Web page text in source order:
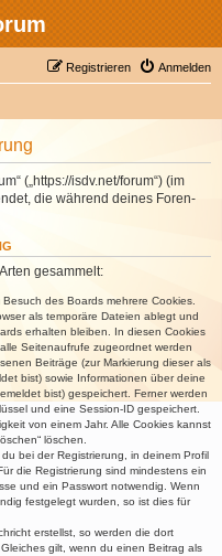
Anmelden
Registrieren
(„https://isdv.net/forum“) (im
die während deines Foren-
gesammelt:
des Boards mehrere Cookies.
als temporäre Dateien ablegt und
erhalten bleiben. In diesen Cookies
Seitenaufrufe zugeordnet werden
Beiträge (zur Markierung dieser als
bist) sowie Informationen über deine
bist) gespeichert. Ferner werden
und eine Session-ID gespeichert.
von einem Jahr. Alle Cookies kannst
löschen.
bei der Registrierung, in deinem Profil
die Registrierung sind mindestens ein
und ein Passwort notwendig. Wenn
festgelegt wurden, so ist dies für
erstellst, so werden die dort
gilt, wenn du einen Beitrag als